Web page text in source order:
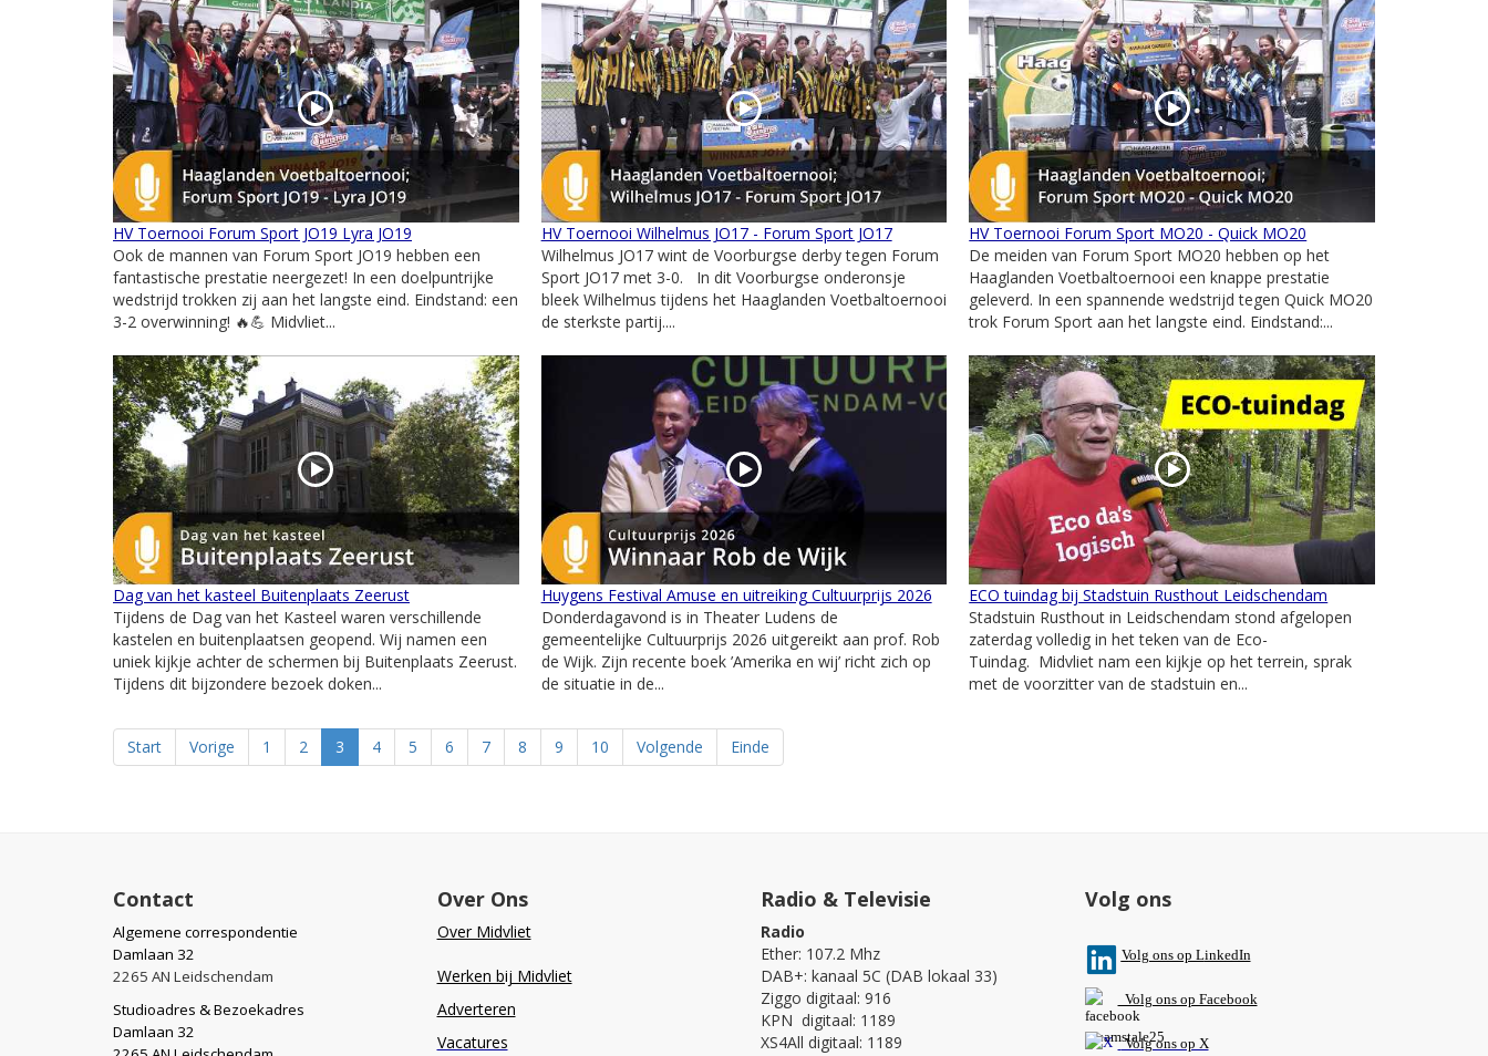
HV Toernooi Forum Sport JO19 Lyra JO19
Ook de mannen van Forum Sport JO19 hebben een
fantastische prestatie neergezet! In een doelpuntrijke
wedstrijd trokken zij aan het langste eind. Eindstand: een
3-2 overwinning! 🔥💪 Midvliet...
HV Toernooi Wilhelmus JO17 - Forum Sport JO17
Wilhelmus JO17 wint de Voorburgse derby tegen Forum
Sport JO17 met 3-0. In dit Voorburgse onderonsje
bleek Wilhelmus tijdens het Haaglanden Voetbaltoernooi
de sterkste partij....
HV Toernooi Forum Sport MO20 - Quick MO20
De meiden van Forum Sport MO20 hebben op het
Haaglanden Voetbaltoernooi een knappe prestatie
geleverd. In een spannende wedstrijd tegen Quick MO20
trok Forum Sport aan het langste eind. Eindstand:...
Dag van het kasteel Buitenplaats Zeerust
Tijdens de Dag van het Kasteel waren verschillende
kastelen en buitenplaatsen geopend. Wij namen een
uniek kijkje achter de schermen bij Buitenplaats Zeerust.
Tijdens dit bijzondere bezoek doken...
Huygens Festival Amuse en uitreiking Cultuurprijs 2026
Donderdagavond is in Theater Ludens de
gemeentelijke Cultuurprijs 2026 uitgereikt aan prof. Rob
de Wijk. Zijn recente boek ’Amerika en wij’ richt zich op
de situatie in de...
ECO tuindag bij Stadstuin Rusthout Leidschendam
Stadstuin Rusthout in Leidschendam stond afgelopen
zaterdag volledig in het teken van de Eco-
Tuindag. Midvliet nam een kijkje op het terrein, sprak
met de voorzitter van de stadstuin en...
Start Vorige 1 2 3 4 5 6 7 8 9 10 Volgende Einde
Contact
Algemene correspondentie
Damlaan 32
2265 AN Leidschendam
Studioadres & Bezoekadres
Damlaan 32
Over Ons
Over Midvliet
Werken bij Midvliet
Adverteren
Vacatures
Radio & Televisie
Radio
Ether: 107.2 Mhz
DAB+: kanaal 5C (DAB lokaal 33)
Ziggo digitaal: 916
KPN digitaal: 1189
XS4All digitaal: 1189
Volg ons
Volg ons op LinkedIn
Volg ons op Facebook
Volg ons op X